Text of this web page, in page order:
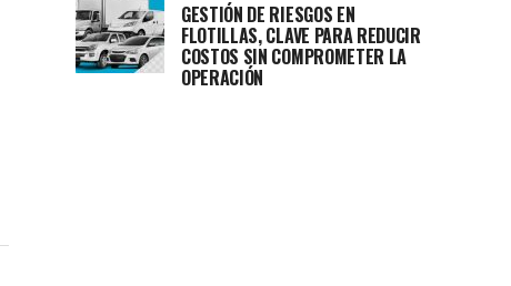
GESTIÓN DE RIESGOS EN
FLOTILLAS, CLAVE PARA REDUCIR
COSTOS SIN COMPROMETER LA
OPERACIÓN